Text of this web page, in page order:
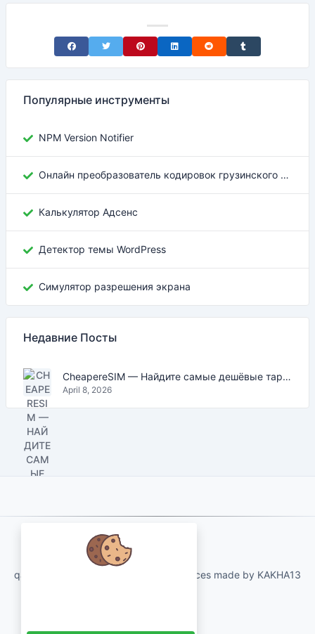
Share on Facebook
Share on TwitterShare on Pinterest
Share on LinkedIn
Share on RedditShare on Tumblr
Популярные инструменты
NPM Version Notifier
Онлайн преобразователь кодировок грузинского текста
Калькулятор Адсенс
Детектор темы WordPress
Симулятор разрешения экрана
Недавние Посты
CheapereSIM — Найдите самые дешёвые тарифы eSIM для путешествий в 2026
April 8, 2026
qartvelo.com free online tools and services made by KAKHA13